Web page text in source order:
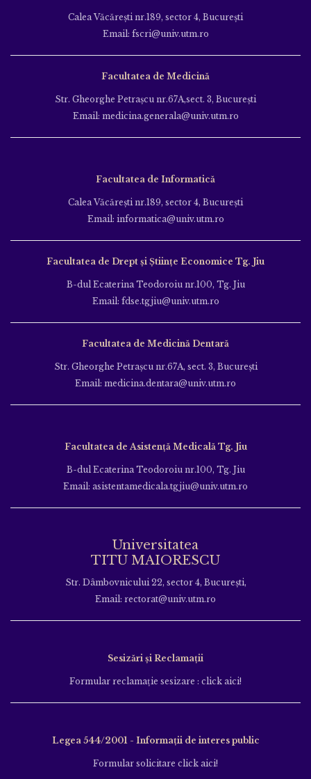
Calea Văcăreşti nr.189, sector 4, Bucureşti
Email: fscri@univ.utm.ro
Facultatea de Medicină
Str. Gheorghe Petraşcu nr.67A,sect. 3, Bucureşti
Email: medicina.generala@univ.utm.ro
Facultatea de Informatică
Calea Văcăreşti nr.189, sector 4, Bucureşti
Email: informatica@univ.utm.ro
Facultatea de Drept și Științe Economice Tg. Jiu
B-dul Ecaterina Teodoroiu nr.100, Tg. Jiu
Email: fdse.tgjiu@univ.utm.ro
Facultatea de Medicină Dentară
Str. Gheorghe Petraşcu nr.67A, sect. 3, Bucureşti
Email: medicina.dentara@univ.utm.ro
Facultatea de Asistență Medicală Tg. Jiu
B-dul Ecaterina Teodoroiu nr.100, Tg. Jiu
Email: asistentamedicala.tgjiu@univ.utm.ro
Universitatea
TITU MAIORESCU
Str. Dâmbovnicului 22, sector 4, București,
Email: rectorat@univ.utm.ro
Sesizări și Reclamații
Formular reclamație sesizare : click aici!
Legea 544/2001 - Informații de interes public
Formular solicitare click aici!